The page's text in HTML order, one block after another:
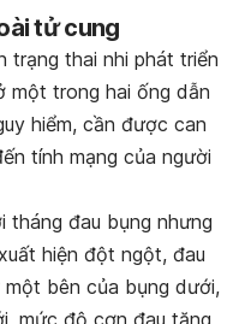
tử cung
trạng thai nhi phát triển
một trong hai ống dẫn
hiểm, cần được can
tính mạng của người
tháng đau bụng nhưng
hiện đột ngột, đau
một bên của bụng dưới,
mức độ cơn đau tăng